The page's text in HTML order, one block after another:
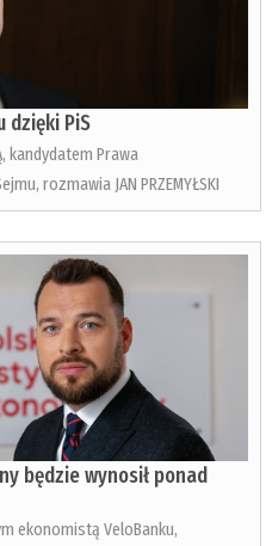
dzięki PiS
kandydatem Prawa
rozmawia JAN PRZEMYŁSKI
będzie wynosił ponad
ekonomistą VeloBanku,